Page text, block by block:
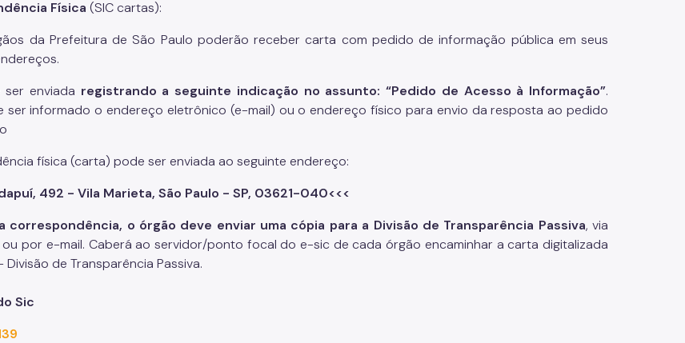
Física (SIC cartas):
da Prefeitura de São Paulo poderão receber carta com pedido de informação pública em seus
enviada registrando a seguinte indicação no assunto: “Pedido de Acesso à Informação”.
ser informado o endereço eletrônico (e-mail) ou o endereço físico para envio da resposta ao pedido
física (carta) pode ser enviada ao seguinte endereço:
492 - Vila Marieta, São Paulo - SP, 03621-040<<<
correspondência, o órgão deve enviar uma cópia para a Divisão de Transparência Passiva, via
ou por e-mail. Caberá ao servidor/ponto focal do e-sic de cada órgão encaminhar a carta digitalizada
Divisão de Transparência Passiva.
Sic